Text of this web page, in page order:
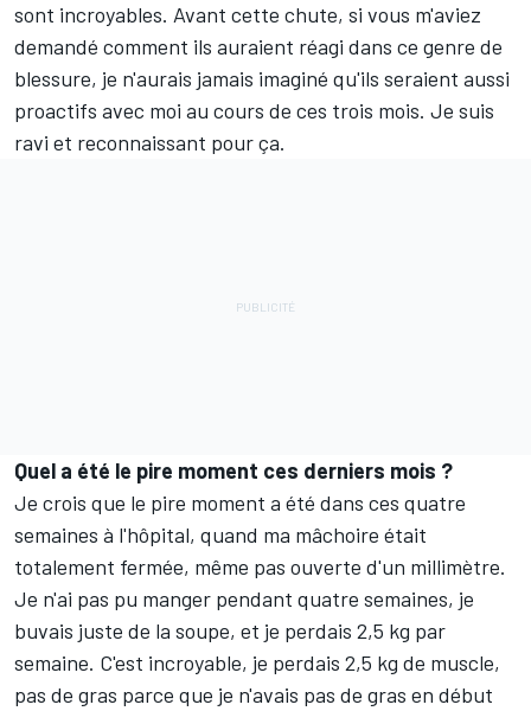
sont incroyables. Avant cette chute, si vous m'aviez
demandé comment ils auraient réagi dans ce genre de
blessure, je n'aurais jamais imaginé qu'ils seraient aussi
proactifs avec moi au cours de ces trois mois. Je suis
ravi et reconnaissant pour ça.
Quel a été le pire moment ces derniers mois ?
Je crois que le pire moment a été dans ces quatre
semaines à l'hôpital, quand ma mâchoire était
totalement fermée, même pas ouverte d'un millimètre.
Je n'ai pas pu manger pendant quatre semaines, je
buvais juste de la soupe, et je perdais 2,5 kg par
semaine. C'est incroyable, je perdais 2,5 kg de muscle,
pas de gras parce que je n'avais pas de gras en début